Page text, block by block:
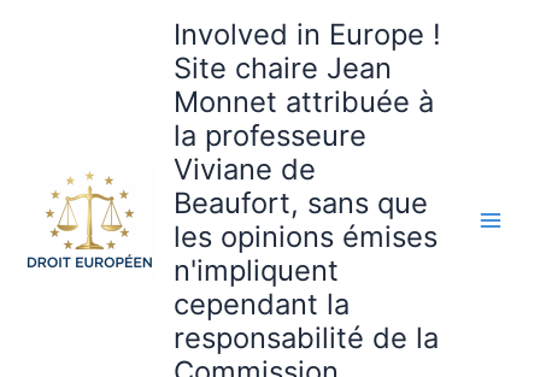
Involved in Europe !
Site chaire Jean
Monnet attribuée à
la professeure
Viviane de
Beaufort, sans que
les opinions émises
n'impliquent
cependant la
responsabilité de la